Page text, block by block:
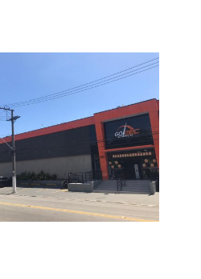
Casa Rosada –
Tradição desde 1979